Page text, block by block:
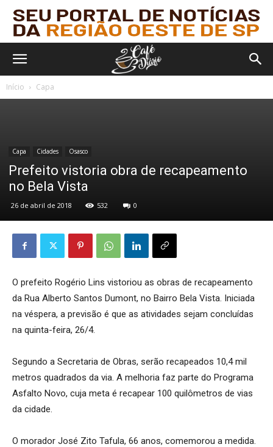
Início Capa
Capa Cidades Osasco
Prefeito vistoria obra de recapeamento
no Bela Vista
26 de abril de 2018 532 0
O prefeito Rogério Lins vistoriou as obras de recapeamento
da Rua Alberto Santos Dumont, no Bairro Bela Vista. Iniciada
na véspera, a previsão é que as atividades sejam concluídas
na quinta-feira, 26/4.
Segundo a Secretaria de Obras, serão recapeados 10,4 mil
metros quadrados da via. A melhoria faz parte do Programa
Asfalto Novo, cuja meta é recapear 100 quilômetros de vias
da cidade.
O morador José Zito Tafula, 66 anos, comemorou a medida.